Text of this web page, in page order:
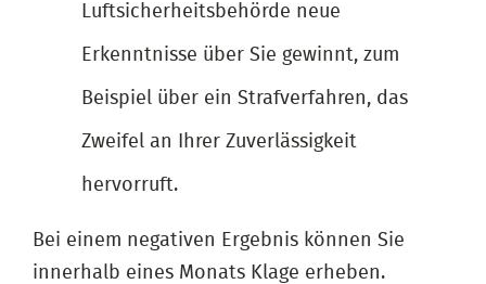
Luftsicherheitsbehörde neue
Erkenntnisse über Sie gewinnt, zum
Beispiel über ein Strafverfahren, das
Zweifel an Ihrer Zuverlässigkeit
hervorruft.
​​​​​​​Bei einem negativen Ergebnis können Sie
innerhalb eines Monats Klage erheben.